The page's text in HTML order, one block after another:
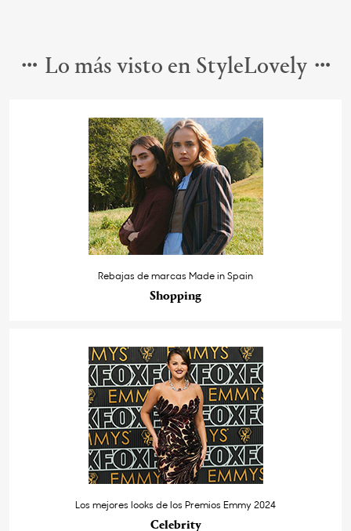
Lo más visto en StyleLovely
Rebajas de marcas Made in Spain
Shopping
Los mejores looks de los Premios Emmy 2024
Celebrity